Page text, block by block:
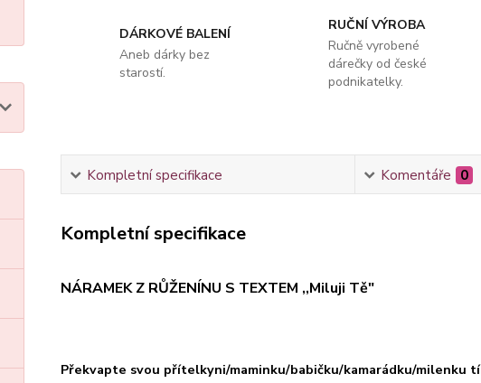
DÁRKOVÉ BALENÍ
Aneb dárky bez
starostí.
RUČNÍ VÝROBA
Ručně vyrobené
dárečky od české
podnikatelky.
Kompletní specifikace Komentáře 0
Kompletní specifikace
NÁRAMEK Z RŮŽENÍNU S TEXTEM ,,Miluji Tě"
Překvapte svou přítelkyni/maminku/babičku/kamarádku/milenku